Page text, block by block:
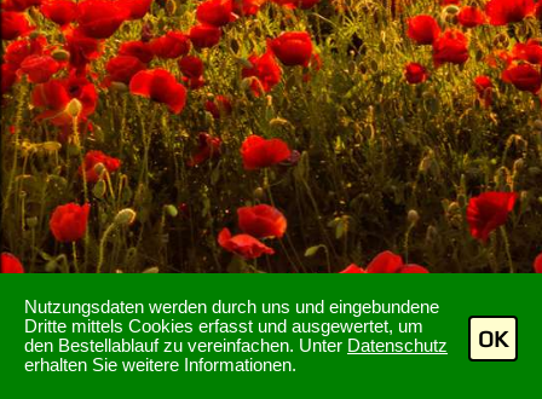
Nutzungsdaten werden durch uns und eingebundene
Dritte mittels Cookies erfasst und ausgewertet, um
den Bestellablauf zu vereinfachen. Unter Datenschutz
erhalten Sie weitere Informationen.
OK